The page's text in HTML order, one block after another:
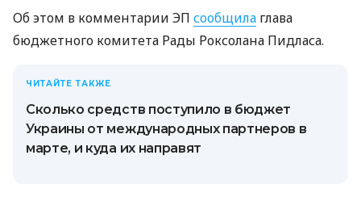
Об этом в комментарии ЭП сообщила глава
бюджетного комитета Рады Роксолана Пидласа.
ЧИТАЙТЕ ТАКЖЕ
Сколько средств поступило в бюджет
Украины от международных партнеров в
марте, и куда их направят